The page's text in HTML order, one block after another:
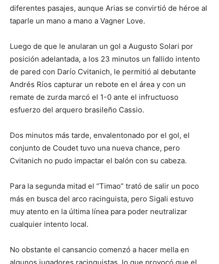
diferentes pasajes, aunque Arias se convirtió de héroe al
taparle un mano a mano a Vagner Love.
Luego de que le anularan un gol a Augusto Solari por
posición adelantada, a los 23 minutos un fallido intento
de pared con Darío Cvitanich, le permitió al debutante
Andrés Ríos capturar un rebote en el área y con un
remate de zurda marcó el 1-0 ante el infructuoso
esfuerzo del arquero brasileño Cassio.
Dos minutos más tarde, envalentonado por el gol, el
conjunto de Coudet tuvo una nueva chance, pero
Cvitanich no pudo impactar el balón con su cabeza.
Para la segunda mitad el “Timao” trató de salir un poco
más en busca del arco racinguista, pero Sigali estuvo
muy atento en la última línea para poder neutralizar
cualquier intento local.
No obstante el cansancio comenzó a hacer mella en